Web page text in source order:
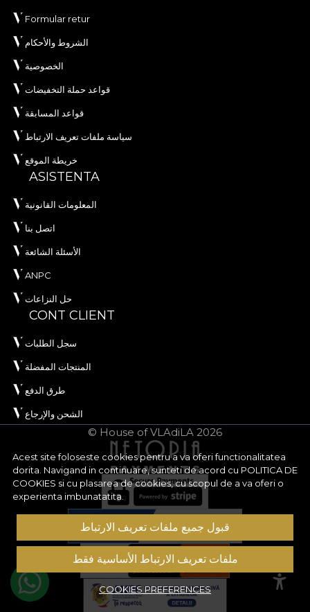
Acest site foloseste cookies pentru a va oferi functionalitatea
dorita. Navigand in continuare, sunteti de acord cu POLITICA DE
COOKIES si cu plasarea de cookies, cu scopul de a va oferi o
experienta imbunatatita.
قبول جميع ملفات تعريف الارتباط
ملفات تعريف الارتباط الأساسية فقط
COOKIES PREFERENCES
Formular retur
الشروط والأحكام
الخصوصية
قواعد حملة التخفيضات
قواعد المسابقة
سياسة ملفات تعريف الارتباط
خريطة الموقع
ASISTENTA
المعلومات القانونية
اتصل بنا
الأسئلة الشائعة
ANPC
حل النزاعات
CONT CLIENT
سجل الطلبات
المنتجات المفضلة
طرق الدفع
الشحن والإرجاع
© House of VLAdiLA 2026